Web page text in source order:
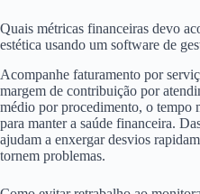
Quais métricas financeiras devo
estética usando um software de
Acompanhe faturamento por
margem de contribuição por
médio por procedimento, o tempo
para manter a saúde financeira.
ajudam a enxergar desvios
tornem problemas.